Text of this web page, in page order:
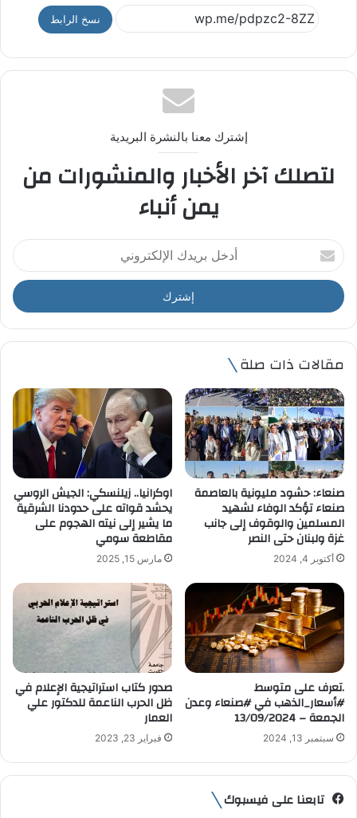
نسخ الرابط
إشترك معنا بالنشرة البريدية
لتصلك آخر الأخبار والمنشورات من
يمن أنباء
أ
د
خ
ل
ر
د
ا
ل
إ
ل
ك
ر
و
ن
ي
مقالات ذات صلة
صنعاء: حشود مليونية بالعاصمة
صنعاء تؤكد الوفاء لشهيد
المسلمين والوقوف إلى جانب
غزة ولبنان حتى النصر
أكتوبر 4, 2024
اوكرانيا.. زيلنسكي: الجيش الروسي
يحشد قواته على حدودنا الشرقية
ما يشير إلى نيته الهجوم على
مقاطعة سومي
مارس 15, 2025
.تعرف على متوسط
#أسعار_الذهب في #صنعاء وعدن
الجمعة – 13/09/2024
سبتمبر 13, 2024
صدور كتاب استراتيجية الإعلام في
ظل الحرب الناعمة للدكتور علي
العمار
فبراير 23, 2023
تابعنا على فيسبوك